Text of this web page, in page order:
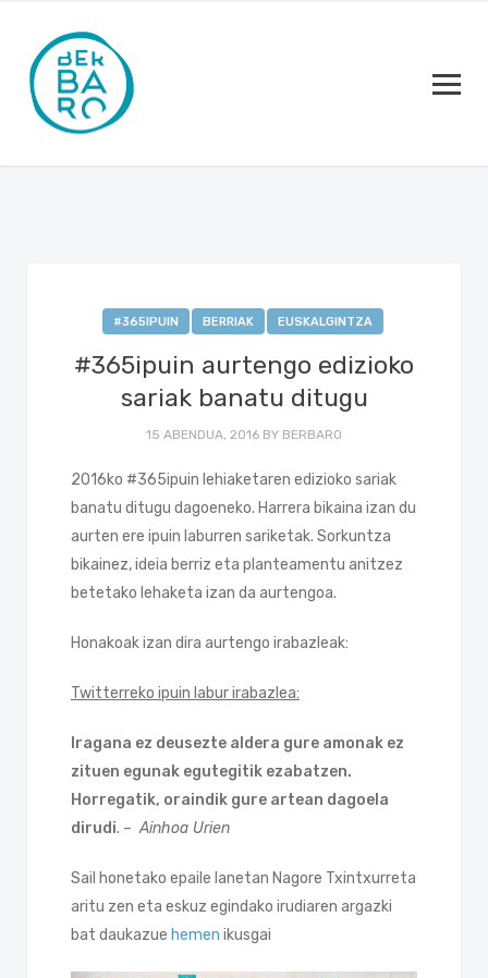
#365IPUIN BERRIAK EUSKALGINTZA
#365ipuin aurtengo edizioko
sariak banatu ditugu
15 ABENDUA, 2016 BY BERBARO
2016ko #365ipuin lehiaketaren edizioko sariak
banatu ditugu dagoeneko. Harrera bikaina izan du
aurten ere ipuin laburren sariketak. Sorkuntza
bikainez, ideia berriz eta planteamentu anitzez
betetako lehaketa izan da aurtengoa.
Honakoak izan dira aurtengo irabazleak:
Twitterreko ipuin labur irabazlea:
Iragana ez deusezte aldera gure amonak ez
zituen egunak egutegitik ezabatzen.
Horregatik, oraindik gure artean dagoela
dirudi. – Ainhoa Urien
Sail honetako epaile lanetan Nagore Txintxurreta
aritu zen eta eskuz egindako irudiaren argazki
bat daukazue hemen ikusgai